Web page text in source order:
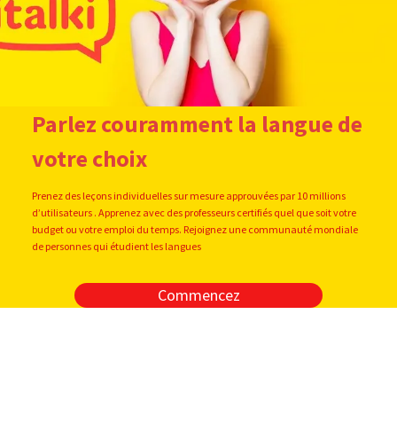
Parlez couramment la langue de
votre choix
Prenez des leçons individuelles sur mesure approuvées par 10 millions
d’utilisateurs . Apprenez avec des professeurs certifiés quel que soit votre
budget ou votre emploi du temps. Rejoignez une communauté mondiale
de personnes qui étudient les langues
Commencez